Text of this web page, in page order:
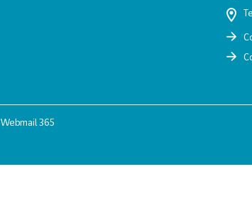
Webmail 365